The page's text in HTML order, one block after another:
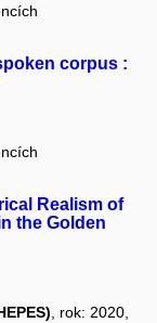
corpus :
Realism of
the Golden
, rok: 2020,